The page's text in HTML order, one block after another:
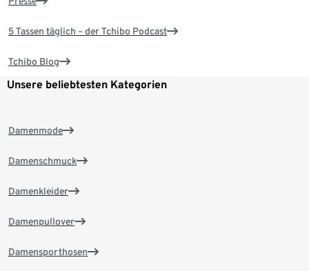
5 Tassen täglich – der Tchibo Podcast
Tchibo Blog
Unsere beliebtesten Kategorien
Damenmode
Damenschmuck
Damenkleider
Damenpullover
Damensporthosen